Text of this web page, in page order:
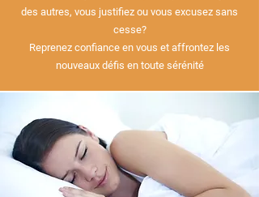
des autres, vous justifiez ou vous excusez sans
cesse?
Reprenez confiance en vous et affrontez les
nouveaux défis en toute sérénité